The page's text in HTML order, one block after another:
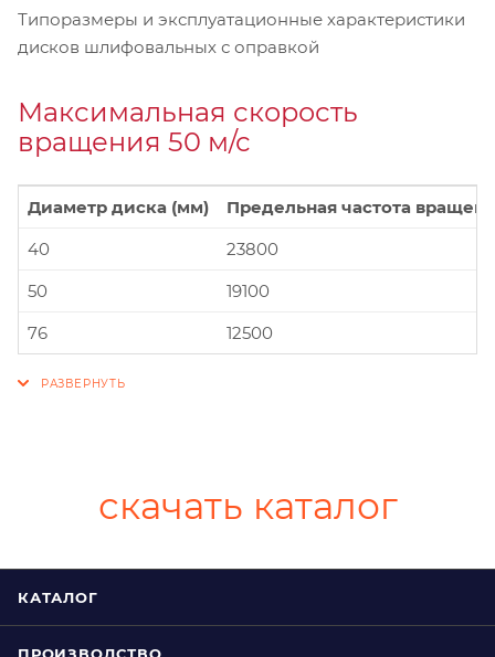
Типоразмеры и эксплуатационные характеристики
дисков шлифовальных с оправкой
Максимальная скорость
вращения 50 м/с
Диаметр диска (мм)
Предельная частота
40
23800
50
19100
76
12500
скачать каталог
КАТАЛОГ